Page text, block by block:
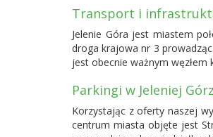
Transport i
Jelenie Góra jest miastem
droga krajowa nr 3
jest obecnie ważnym
Parkingi w Jeleniej
Korzystając z oferty naszej
centrum miasta objęte jest